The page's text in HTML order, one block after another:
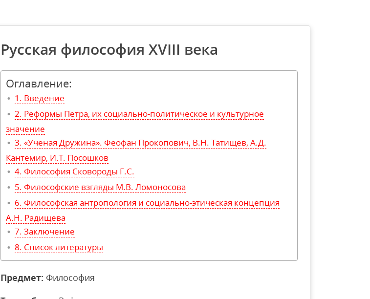
Русская философия XVIII века
Оглавление:
Введение
Реформы Петра, их социально-политическое и культурное
значение
«Ученая Дружина». Феофан Прокопович, В.Н. Татищев, А.Д.
Кантемир, И.Т. Посошков
Философия Сковороды Г.С.
Философские взгляды М.В. Ломоносова
Философская антропология и социально-этическая концепция
А.Н. Радищева
Заключение
Список литературы
Предмет: Философия